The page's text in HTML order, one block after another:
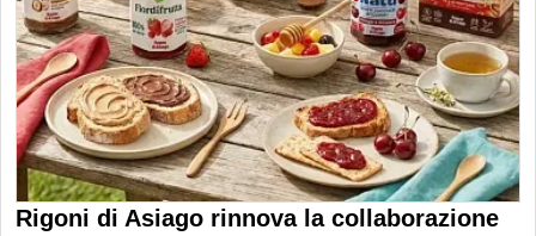
Rigoni di Asiago rinnova la collaborazione